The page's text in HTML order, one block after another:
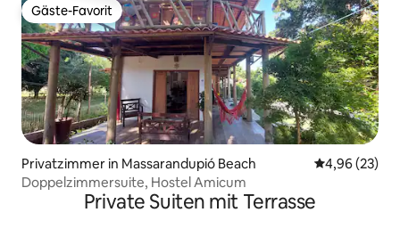
Gäste-Favorit
Gäste-Favorit
Privatzimmer in Massarandupió Beach
4,96 (23)
Doppelzimmersuite, Hostel Amicum
Private Suiten mit Terrasse